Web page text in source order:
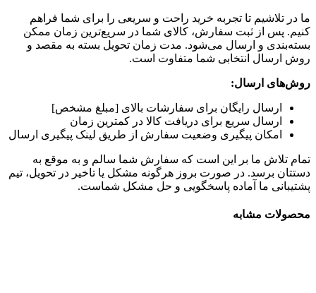
ما در تلاشیم تا تجربه خرید راحت و سریعی را برای شما فراهم
کنیم. پس از ثبت سفارش، کالای شما در سریع‌ترین زمان ممکن
بسته‌بندی و ارسال می‌شود. مدت زمان تحویل بسته به مقصد و
روش ارسال انتخابی شما متفاوت است.
روش‌های ارسال:
ارسال رایگان برای سفارشات بالای [مبلغ مشخص]
ارسال سریع برای دریافت کالا در کمترین زمان
امکان پیگیری وضعیت سفارش از طریق لینک پیگیری ارسال
تمام تلاش ما بر این است که سفارش شما سالم و به موقع به
دستتان برسد. در صورت بروز هرگونه مشکل یا تاخیر در تحویل، تیم
پشتیبانی ما آماده پاسخگویی و حل مشکل شماست.
محصولات مشابه